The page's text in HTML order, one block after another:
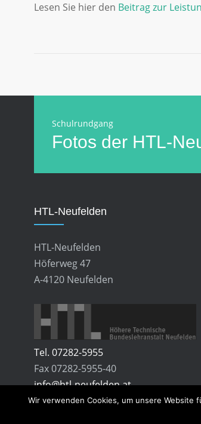
Lesen Sie hier den Beitrag zur
Schulrundgang
Fotos der HTL-
HTL-Neufelden
HTL-Neufelden
Höferweg 47
A-4120 Neufelden
Tel. 07282-5955
Fax 07282-5955-40
info@htl-neufelden.at
Wir verwenden Cookies, um unsere Website